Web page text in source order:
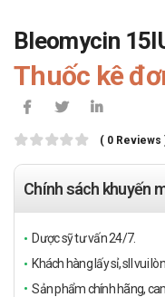
Bleomycin
Thuốc kê
( 0 Reviews
Chính sách khuyến
Dược sỹ tư vấn 24/7.
Khách hàng lấy sỉ, sll vui
Sản phẩm chính hãng,